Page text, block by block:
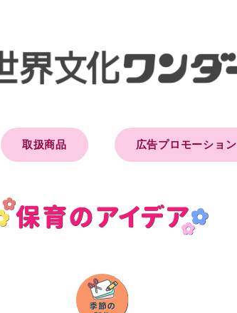
取扱商品 広告プロモーション